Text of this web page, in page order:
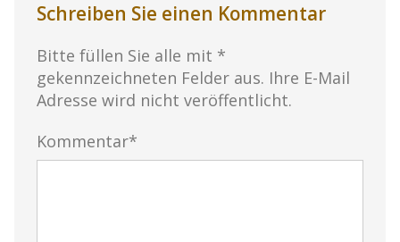
Schreiben Sie einen Kommentar
Bitte füllen Sie alle mit *
gekennzeichneten Felder aus. Ihre E-Mail
Adresse wird nicht veröffentlicht.
Kommentar*